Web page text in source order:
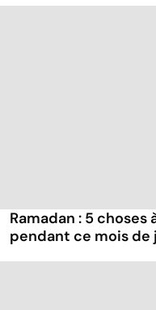
Ramadan : 5
pendant ce mois de